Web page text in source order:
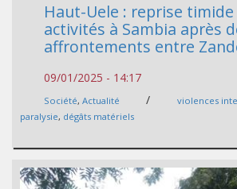
Haut-Uele : reprise timide
activités à Sambia après
affrontements entre
09/01/2025 - 14:17
Société, Actualité / violences
paralysie, dégâts matériels